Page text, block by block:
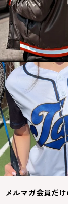
メルマガ会員だ